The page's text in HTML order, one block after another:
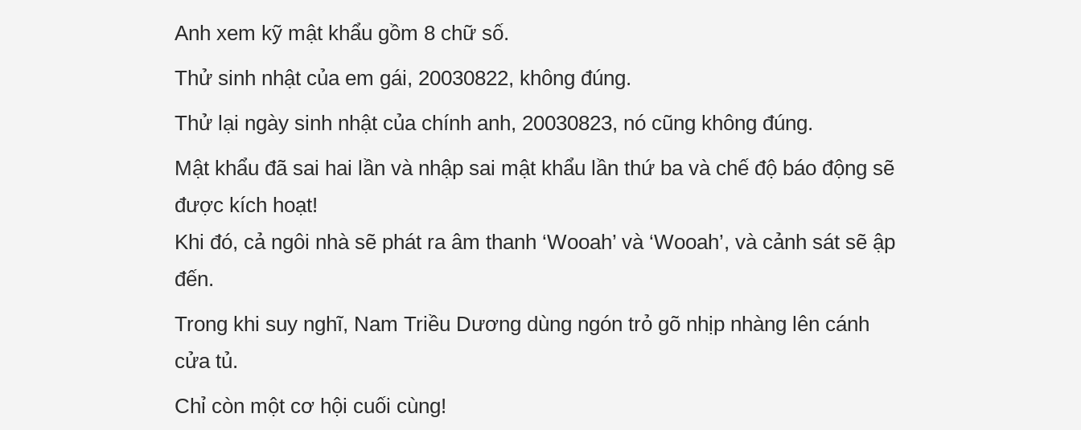
Anh xem kỹ mật khẩu gồm 8 chữ số.
Thử sinh nhật của em gái, 20030822, không đúng.
Thử lại ngày sinh nhật của chính anh, 20030823, nó cũng không đúng.
Mật khẩu đã sai hai lần và nhập sai mật khẩu lần thứ ba và chế độ báo động sẽ
được kích hoạt!
Khi đó, cả ngôi nhà sẽ phát ra âm thanh ‘Wooah’ và ‘Wooah’, và cảnh sát sẽ ập
đến.
Trong khi suy nghĩ, Nam Triều Dương dùng ngón trỏ gõ nhịp nhàng lên cánh
cửa tủ.
Chỉ còn một cơ hội cuối cùng!